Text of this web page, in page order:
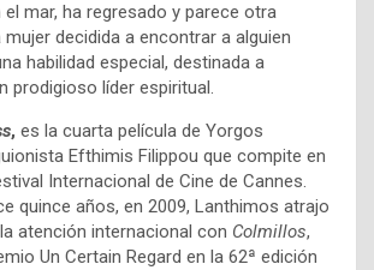
mar, ha regresado y parece otra
mujer decidida a encontrar a alguien
habilidad especial, destinada a
prodigioso líder espiritual.
, es la cuarta película de Yorgos
Efthimis Filippou que compite en
Internacional de Cine de Cannes.
quince años, en 2009, Lanthimos atrajo
atención internacional con Colmillos,
Un Certain Regard en la 62ª edición